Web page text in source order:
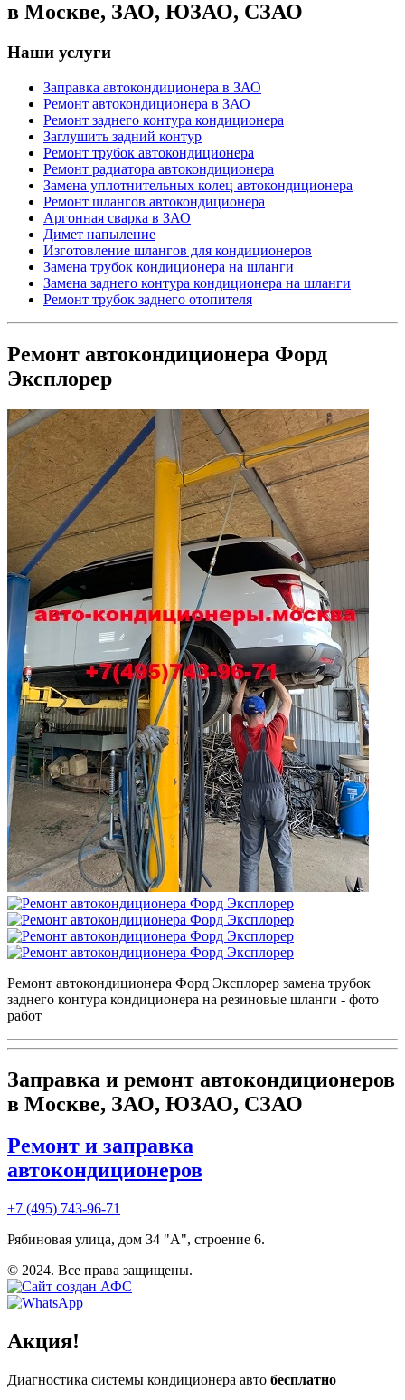
в Москве, ЗАО, ЮЗАО, СЗАО
Наши услуги
Заправка автокондиционера в ЗАО
Ремонт автокондиционера в ЗАО
Ремонт заднего контура кондиционера
Заглушить задний контур
Ремонт трубок автокондиционера
Ремонт радиатора автокондиционера
Замена уплотнительных колец автокондиционера
Ремонт шлангов автокондиционера
Аргонная сварка в ЗАО
Димет напыление
Изготовление шлангов для кондиционеров
Замена трубок кондиционера на шланги
Замена заднего контура кондиционера на шланги
Ремонт трубок заднего отопителя
Ремонт автокондиционера Форд
Эксплорер
Ремонт автокондиционера Форд Эксплорер замена трубок
заднего контура кондиционера на резиновые шланги - фото
работ
Заправка и ремонт автокондиционеров
в Москве, ЗАО, ЮЗАО, СЗАО
Ремонт и заправка
автокондиционеров
+7 (495) 743-96-71
Рябиновая улица, дом 34 "А", строение 6.
© 2024. Все права защищены.
Акция!
Диагностика системы кондиционера авто бесплатно